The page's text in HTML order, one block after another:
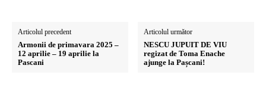
Articolul precedent
Armonii de primavara 2025 –
12 aprilie – 19 aprilie la
Pascani
Articolul următor
NESCU JUPUIT DE VIU
regizat de Toma Enache
ajunge la Pașcani!